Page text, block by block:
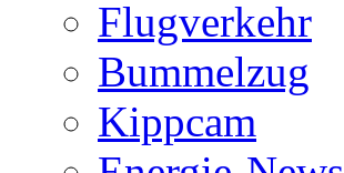
Flugverkehr
Bummelzug
Kippcam